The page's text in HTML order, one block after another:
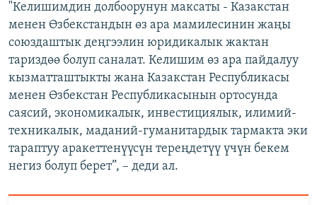
"Келишимдин долбоорунун максаты - Казакстан
менен Өзбекстандын өз ара мамилесинин жаңы
союздаштык деңгээлин юридикалык жактан
тариздөө болуп саналат. Келишим өз ара пайдалуу
кызматташтыкты жана Казакстан Республикасы
менен Өзбекстан Республикасынын ортосунда
саясий, экономикалык, инвестициялык, илимий-
техникалык, маданий-гуманитардык тармакта эки
тараптуу аракеттенүүсүн тереңдетүү үчүн бекем
негиз болуп берет”, – деди ал.